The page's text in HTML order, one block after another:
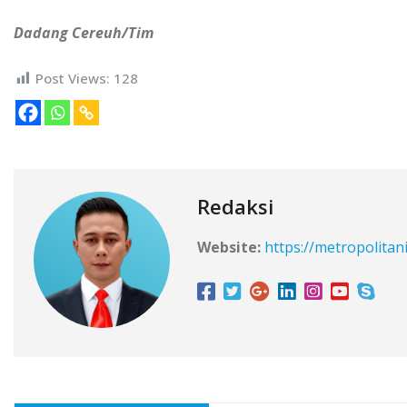
Dadang Cereuh/Tim
Post Views: 128
Redaksi
Website: https://